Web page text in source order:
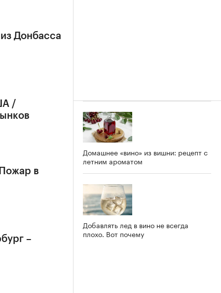
Донбасса
/
в
–
Домашнее «вино» из вишни: рецепт с
летним ароматом
Добавлять лед в вино не всегда
плохо. Вот почему